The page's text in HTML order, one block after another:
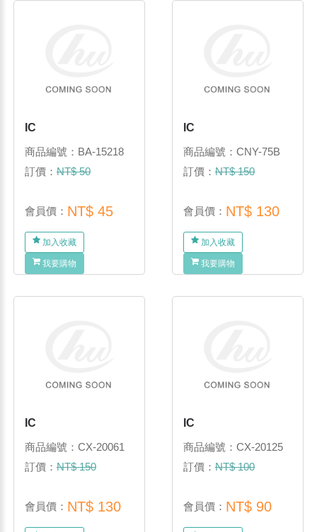
IC
商品編號：BA-15218
訂價：NT$ 50
會員價： NT$ 45
加入收藏
我要購物
IC
商品編號：CNY-75B
訂價：NT$ 150
會員價： NT$ 130
加入收藏
我要購物
IC
商品編號：CX-20061
訂價：NT$ 150
會員價： NT$ 130
IC
商品編號：CX-20125
訂價：NT$ 100
會員價： NT$ 90